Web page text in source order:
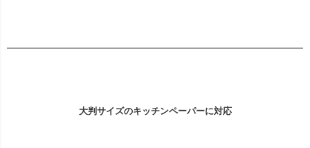
大判サイズのキッチンペーパーに対応